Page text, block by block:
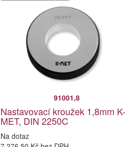
91001,8
Nastavovací kroužek 1,8mm K-
MET, DIN 2250C
Na dotaz